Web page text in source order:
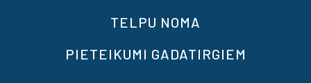
TELPU NOMA
PIETEIKUMI GADATIRGIEM